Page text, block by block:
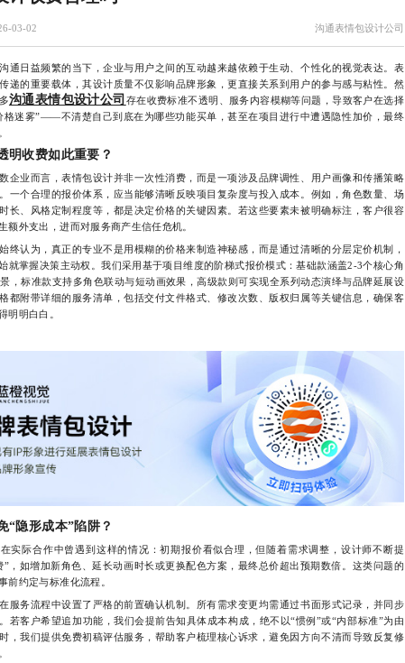
03-02 沟通表情包设计公司
日益频繁的当下，企业与用户之间的互动越来越依赖于生动、个性化的视觉表达。表
递的重要载体，其设计质量不仅影响品牌形象，更直接关系到用户的参与感与粘性。然
沟通表情包设计公司 存在收费标准不透明、服务内容模糊等问题，导致客户在选择
格迷雾”——不清楚自己到底在为哪些功能买单，甚至在项目进行中遭遇隐性加价，最终
明收费如此重要？
业而言，表情包设计并非一次性消费，而是一项涉及品牌调性、用户画像和传播策略
一个合理的报价体系，应当能够清晰反映项目复杂度与投入成本。例如，角色数量、场
长、风格定制程度等，都是决定价格的关键因素。若这些要素未被明确标注，客户很容
额外支出，进而对服务商产生信任危机。
认为，真正的专业不是用模糊的价格来制造神秘感，而是通过清晰的分层定价机制，
就掌握决策主动权。我们采用基于项目维度的阶梯式报价模式：基础款涵盖2-3个核心角
，标准款支持多角色联动与短动画效果，高级款则可实现全系列动态演绎与品牌延展设
都附带详细的服务清单，包括交付文件格式、修改次数、版权归属等关键信息，确保客
明明白白。
“隐形成本”陷阱？
际合作中曾遇到这样的情况：初期报价看似合理，但随着需求调整，设计师不断提
”，如增加新角色、延长动画时长或更换配色方案，最终总价超出预期数倍。这类问题的
前约定与标准化流程。
务流程中设置了严格的前置确认机制。所有需求变更均需通过书面形式记录，并同步
若客户希望追加功能，我们会提前告知具体成本构成，绝不以“惯例”或“内部标准”为由
，我们提供免费初稿评估服务，帮助客户梳理核心诉求，避免因方向不清而导致反复修